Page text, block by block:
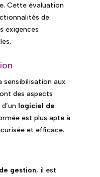
Cette évaluation
de
exigences
sensibilisation aux
des aspects
logiciel de
est plus apte à
et efficace.
gestion, il est